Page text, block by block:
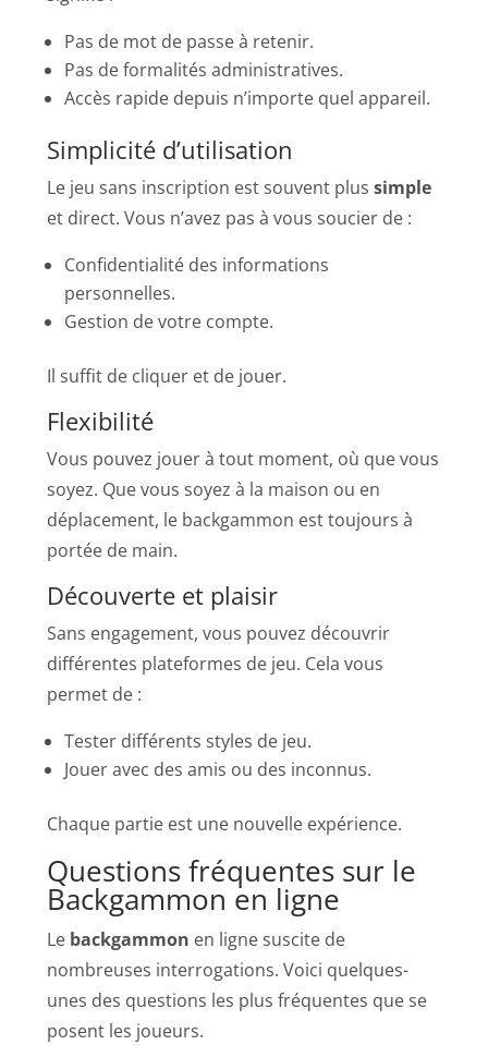
Pas de mot de passe à retenir.
Pas de formalités administratives.
Accès rapide depuis n’importe quel appareil.
Simplicité d’utilisation
Le jeu sans inscription est souvent plussimple
et direct. Vous n’avez pas à vous soucier de :
Confidentialité des informations
personnelles.
Gestion de votre compte.
Il suffit de cliquer et de jouer.
Flexibilité
Vous pouvez jouer à tout moment, où que vous
soyez. Que vous soyez à la maison ou en
déplacement, le backgammon est toujours à
portée de main.
Découverte et plaisir
Sans engagement, vous pouvez découvrir
différentes plateformes de jeu. Cela vous
permet de :
Tester différents styles de jeu.
Jouer avec des amis ou des inconnus.
Chaque partie est une nouvelle expérience.
Questions fréquentes sur le
Backgammon en ligne
Le backgammon en ligne suscite de
nombreuses interrogations. Voici quelques-
unes des questions les plus fréquentes que se
posent les joueurs.